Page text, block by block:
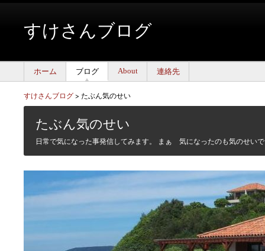
すけさんブログ
ホーム ブログ About 連絡先
すけさんブログ> たぶん気のせい
たぶん気のせい
日常で気になった事発信してみます。 まぁ 気になったのも気のせい